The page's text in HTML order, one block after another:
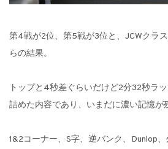
第4戦が2位、第5戦が3位と、JCWクラ
らの結果。
トップと4秒差ぐらいだけど2分32秒ラ
詰めた内容であり、いまだに濃い記憶が
1&2コーナー、S字、逆バンク、Dunlop